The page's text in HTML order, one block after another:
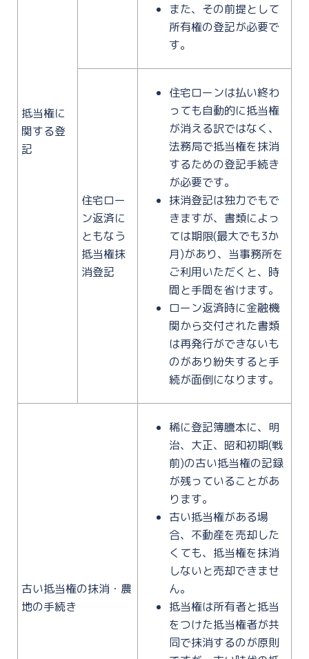
抵当権に
関する登
記
また、その前提として
所有権の登記が必要で
す。
住宅ロー
ン返済に
ともなう
抵当権抹
消登記
住宅ローンは払い終わ
っても自動的に抵当権
が消える訳ではなく、
法務局で抵当権を抹消
するための登記手続き
が必要です。
抹消登記は独力でもで
きますが、書類によっ
ては期限(最大でも3か
月)があり、当事務所を
ご利用いただくと、時
間と手間を省けます。
ローン返済時に金融機
関から交付された書類
は再発行ができないも
のがあり紛失すると手
続が面倒になります。
古い抵当権の抹消・農
地の手続き
稀に登記簿謄本に、明
治、大正、昭和初期(戦
前)の古い抵当権の記録
が残っていることがあ
ります。
古い抵当権がある場
合、不動産を売却した
くても、抵当権を抹消
しないと売却できませ
ん。
抵当権は所有者と抵当
をつけた抵当権者が共
同で抹消するのが原則